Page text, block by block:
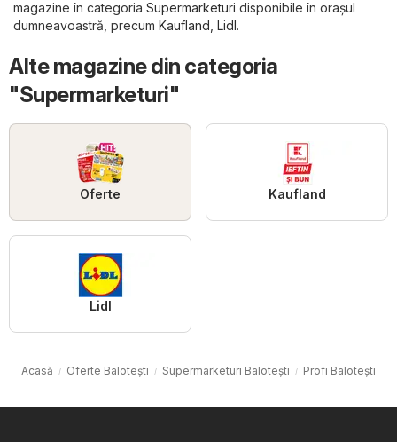
magazine în categoria Supermarketuri disponibile în orașul
dumneavoastră, precum Kaufland Lidl.
Alte magazine din categoria
"Supermarketuri"
Oferte Kaufland
Lidl
Acasă Oferte Baloteşti Supermarketuri Baloteşti Profi Baloteşti